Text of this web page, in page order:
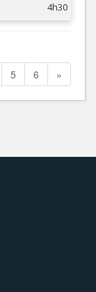
4h30
5 6 »